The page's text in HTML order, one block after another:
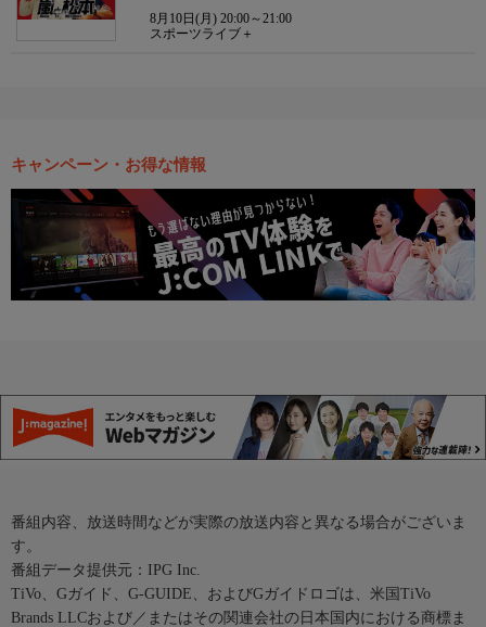
8月10日(月) 20:00～21:00
スポーツライブ＋
キャンペーン・お得な情報
番組内容、放送時間などが実際の放送内容と異なる場合がございま
す。
番組データ提供元：IPG Inc.
TiVo、Gガイド、G-GUIDE、およびGガイドロゴは、米国TiVo
Brands LLCおよび／またはその関連会社の日本国内における商標ま